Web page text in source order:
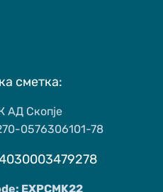
сметка:
АД Скопје
0576306101-78
EXPCMK22